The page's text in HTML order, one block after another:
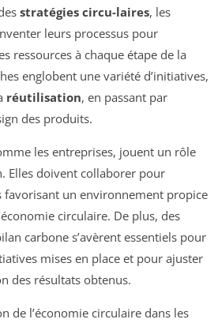
stratégies circu-laires, les
leurs processus pour
ressources à chaque étape de la
englobent une variété d’initiatives,
réutilisation, en passant par
des produits.
les entreprises, jouent un rôle
Elles doivent collaborer pour
favorisant un environnement propice
circulaire. De plus, des
carbone s’avèrent essentiels pour
mises en place et pour ajuster
des résultats obtenus.
de l’économie circulaire dans les